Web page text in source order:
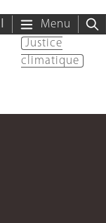
Menu
Justice
climatique